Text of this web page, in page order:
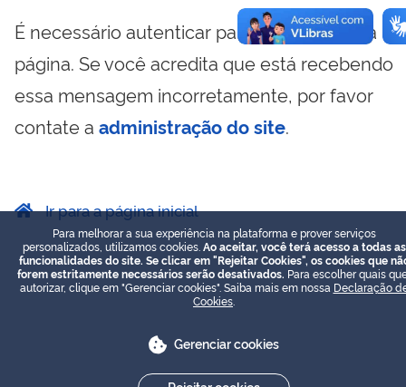
É necessário autenticar para visualizar essa
página. Se você acredita que está recebendo
essa mensagem incorretamente, por favor
contate a administração do site.
Ir para a página inicial
Para melhorar a sua experiência na plataforma e prover serviços
personalizados, utilizamos cookies. Ao aceitar, você terá acesso a todas as
funcionalidades do site. Se clicar em "Rejeitar Cookies", os cookies que
forem estritamente necessários serão desativados. Para escolher quais
autorizar, clique em "Gerenciar cookies". Saiba mais em nossa Declaração
Cookies
Gerenciar cookies